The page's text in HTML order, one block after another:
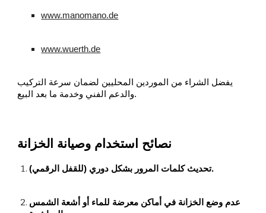
www.manomano.de
www.wuerth.de
يفضل الشراء من الموردين المحليين لضمان سرعة التركيب
والدعم الفني وخدمة ما بعد البيع.
نصائح استخدام وصيانة الخزانة
تحديث كلمات المرور بشكل دوري (للقفل الرقمي).
عدم وضع الخزانة في أماكن معرضة للماء أو أشعة الشمس